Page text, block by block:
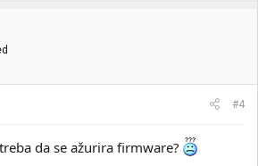
#4
da se ažurira firmware?